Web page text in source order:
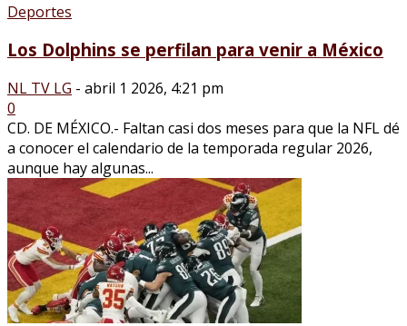
Deportes
Los Dolphins se perfilan para venir a México
NL TV LG - abril 1 2026, 4:21 pm
0
CD. DE MÉXICO.- Faltan casi dos meses para que la NFL dé
a conocer el calendario de la temporada regular 2026,
aunque hay algunas...